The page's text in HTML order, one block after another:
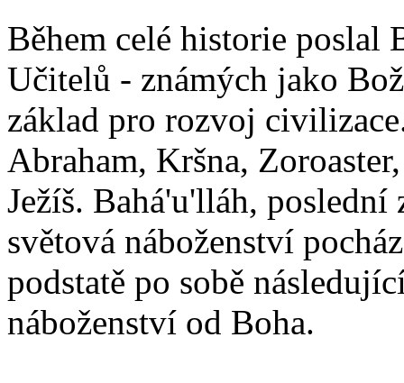
Během celé historie poslal
Učitelů - známých jako
základ pro rozvoj
Abraham, Kršna,
Ježíš. Bahá'u'lláh,
světová náboženství
podstatě po sobě
náboženství od Boha.